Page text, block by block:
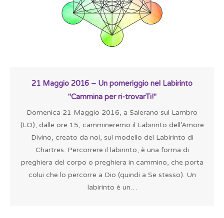
21 Maggio 2016 – Un pomeriggio nel Labirinto
"Cammina per ri-trovarTi!"
Domenica 21 Maggio 2016, a Salerano sul Lambro
(LO), dalle ore 15, cammineremo il Labirinto dell’Amore
Divino, creato da noi, sul modello del Labirinto di
Chartres. Percorrere il labirinto, è una forma di
preghiera del corpo o preghiera in cammino, che porta
colui che lo percorre a Dio (quindi a Se stesso). Un
labirinto è un…